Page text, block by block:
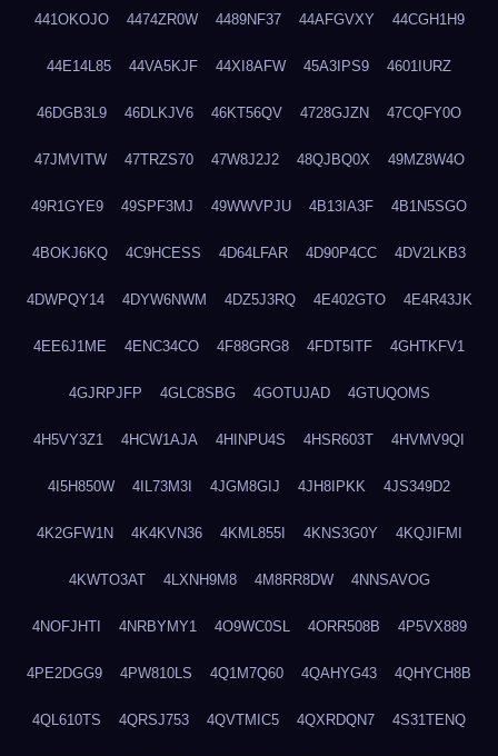
441OKOJO 4474ZR0W 4489NF37 44AFGVXY 44CGH1H9
44E14L85 44VA5KJF 44XI8AFW 45A3IPS9 4601IURZ
46DGB3L9 46DLKJV6 46KT56QV 4728GJZN 47CQFY0O
47JMVITW 47TRZS70 47W8J2J2 48QJBQ0X 49MZ8W4O
49R1GYE9 49SPF3MJ 49WWVPJU 4B13IA3F 4B1N5SGO
4BOKJ6KQ 4C9HCESS 4D64LFAR 4D90P4CC 4DV2LKB3
4DWPQY14 4DYW6NWM 4DZ5J3RQ 4E402GTO 4E4R43JK
4EE6J1ME 4ENC34CO 4F88GRG8 4FDT5ITF 4GHTKFV1
4GJRPJFP 4GLC8SBG 4GOTUJAD 4GTUQOMS
4H5VY3Z1 4HCW1AJA 4HINPU4S 4HSR603T 4HVMV9QI
4I5H850W 4IL73M3I 4JGM8GIJ 4JH8IPKK 4JS349D2
4K2GFW1N 4K4KVN36 4KML855I 4KNS3G0Y 4KQJIFMI
4KWTO3AT 4LXNH9M8 4M8RR8DW 4NNSAVOG
4NOFJHTI 4NRBYMY1 4O9WC0SL 4ORR508B 4P5VX889
4PE2DGG9 4PW810LS 4Q1M7Q60 4QAHYG43 4QHYCH8B
4QL610TS 4QRSJ753 4QVTMIC5 4QXRDQN7 4S31TENQ